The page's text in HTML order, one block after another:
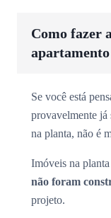
Como fazer
Se você está
provavelmente já
na planta, não é
Imóveis na planta
não foram
projeto.